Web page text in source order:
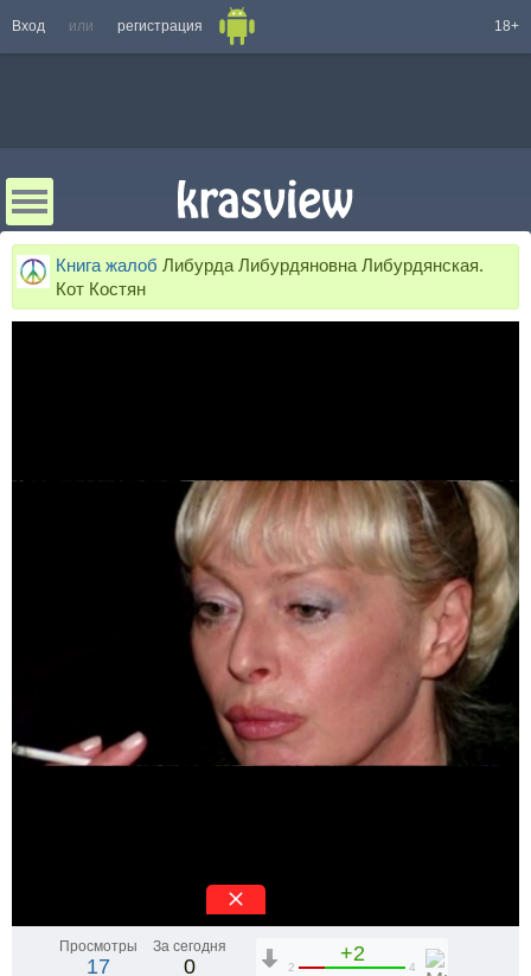
Вход или регистрация 18+
Книга жалоб Либурда Либурдяновна Либурдянская.
Кот Костян
Просмотры
17
За сегодня
0
+2
2 4